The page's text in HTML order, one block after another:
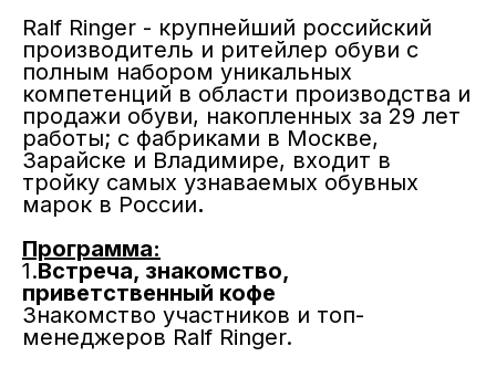
Ralf Ringer - крупнейший российский
производитель и ритейлер обуви с
полным набором уникальных
компетенций в области производства и
продажи обуви, накопленных за 29 лет
работы; с фабриками в Москве,
Зарайске и Владимире, входит в
тройку самых узнаваемых обувных
марок в России.
Программа:
1.Встреча, знакомство,
приветственный кофе
Знакомство участников и топ-
менеджеров Ralf Ringer.